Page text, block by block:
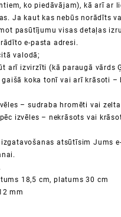
ko piedāvājam), kā arī ar
Ja kaut kas nebūs norādīts
pasūtījumu visas detaļas
e-pasta adresi.
valodā;
arī izvirzīti (kā paraugā vārds
koka tonī vai arī krāsoti –
– sudraba hromēti vai
izvēles – nekrāsots vai
atsūtīsim Jums
18,5 cm, platums 30 cm
mm